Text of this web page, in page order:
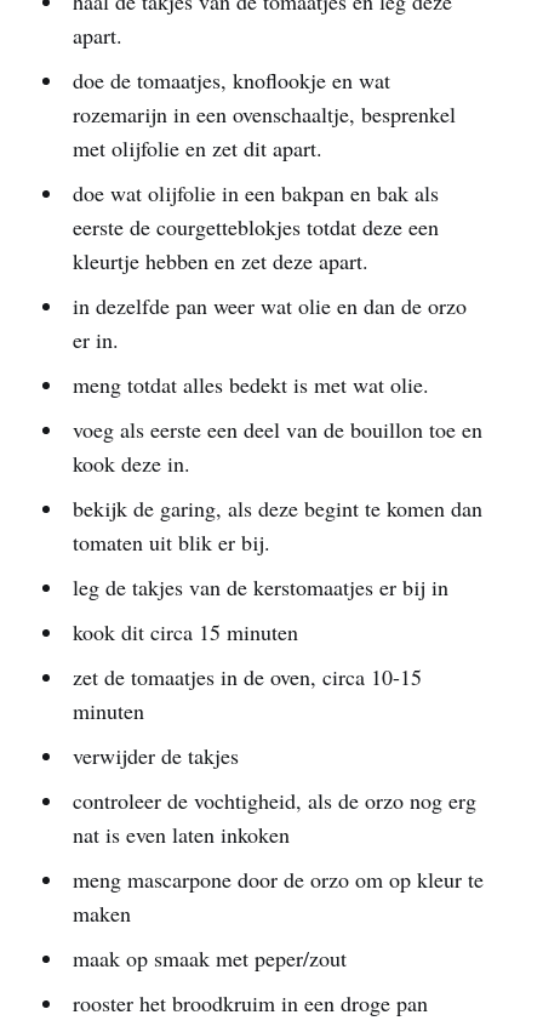
apart.
doe de tomaatjes, knoflookje en wat
rozemarijn in een ovenschaaltje, besprenkel
met olijfolie en zet dit apart.
doe wat olijfolie in een bakpan en bak als
eerste de courgetteblokjes totdat deze een
kleurtje hebben en zet deze apart.
in dezelfde pan weer wat olie en dan de orzo
er in.
meng totdat alles bedekt is met wat olie.
voeg als eerste een deel van de bouillon toe en
kook deze in.
bekijk de garing, als deze begint te komen dan
tomaten uit blik er bij.
leg de takjes van de kerstomaatjes er bij in
kook dit circa 15 minuten
zet de tomaatjes in de oven, circa 10-15
minuten
verwijder de takjes
controleer de vochtigheid, als de orzo nog erg
nat is even laten inkoken
meng mascarpone door de orzo om op kleur te
maken
maak op smaak met peper/zout
rooster het broodkruim in een droge pan